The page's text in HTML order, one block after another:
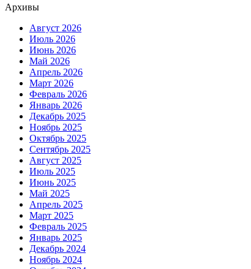
Архивы
Август 2026
Июль 2026
Июнь 2026
Май 2026
Апрель 2026
Март 2026
Февраль 2026
Январь 2026
Декабрь 2025
Ноябрь 2025
Октябрь 2025
Сентябрь 2025
Август 2025
Июль 2025
Июнь 2025
Май 2025
Апрель 2025
Март 2025
Февраль 2025
Январь 2025
Декабрь 2024
Ноябрь 2024